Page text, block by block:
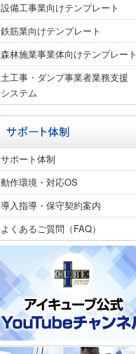
設備工事業向けテンプレート
鉄筋業向けテンプレート
森林施業事業体向けテンプレート
土工事・ダンプ事業者業務支援
システム
サポート体制
動作環境・対応OS
導入指導・保守契約案内
よくあるご質問（FAQ）